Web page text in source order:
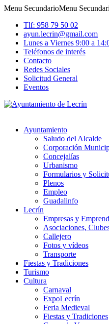
Menu SecundarioMenu
Tlf: 958 79 50 02
ayun.lecrin@gmail.com
Lunes a Viernes 9:00 a
Teléfonos de interés
Contacto
Redes Sociales
Solicitud General
Eventos
Ayuntamiento
Saludo del Alcalde
Corporación
Concejalías
Urbanismo
Formularios y
Plenos
Empleo
Guadalinfo
Lecrín
Empresas y
Asociaciones,
Callejero
Fotos y vídeos
Transporte
Fiestas y Tradiciones
Turismo
Cultura
Carnaval
ExpoLecrín
Feria Medieval
Fiestas y Tradiciones